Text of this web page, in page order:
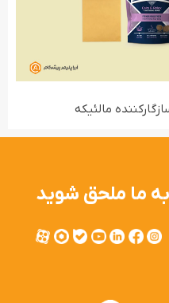
مالئیکه
به ما ملحق شوید